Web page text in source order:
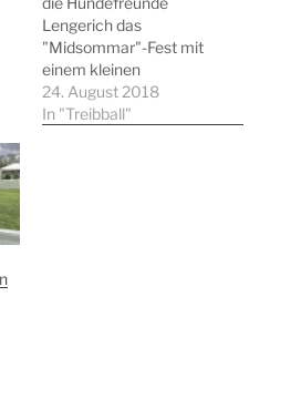
Lengerich das
"Midsommar"-Fest mit
einem kleinen
TreibballTurnier. Wir
hatten einen schönen
24. August 2018
In "Treibball"